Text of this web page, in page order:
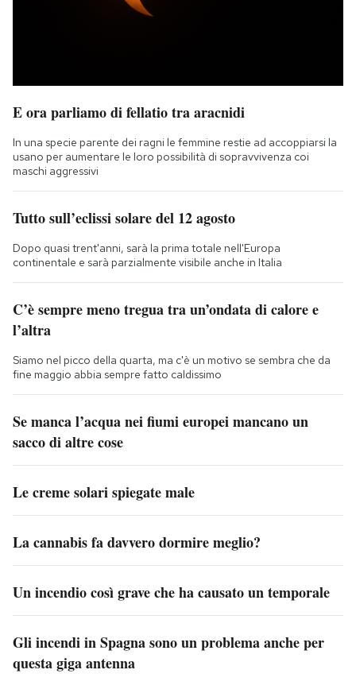
E ora parliamo di fellatio tra aracnidi
In una specie parente dei ragni le femmine restie ad accoppiarsi la
usano per aumentare le loro possibilità di sopravvivenza coi
maschi aggressivi
Tutto sull’eclissi solare del 12 agosto
Dopo quasi trent'anni, sarà la prima totale nell'Europa
continentale e sarà parzialmente visibile anche in Italia
C’è sempre meno tregua tra un’ondata di calore e
l’altra
Siamo nel picco della quarta, ma c'è un motivo se sembra che da
fine maggio abbia sempre fatto caldissimo
Se manca l’acqua nei fiumi europei mancano un
sacco di altre cose
Le creme solari spiegate male
La cannabis fa davvero dormire meglio?
Un incendio così grave che ha causato un temporale
Gli incendi in Spagna sono un problema anche per
questa giga antenna